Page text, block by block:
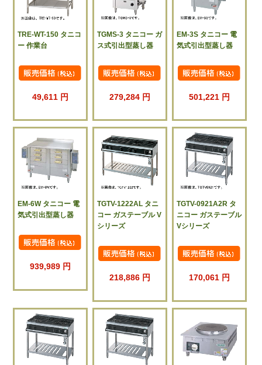
TRE-WT-150 タニコ
ー 作業台
49,611 円
TGMS-3 タニコー ガ
ス式引出型蒸し器
279,284 円
EM-3S タニコー 電
気式引出型蒸し器
501,221 円
EM-6W タニコー 電
気式引出型蒸し器
939,989 円
TGTV-1222AL タニ
コー ガステーブル V
シリーズ
218,886 円
TGTV-0921A2R タ
ニコー ガステーブル
Vシリーズ
170,061 円